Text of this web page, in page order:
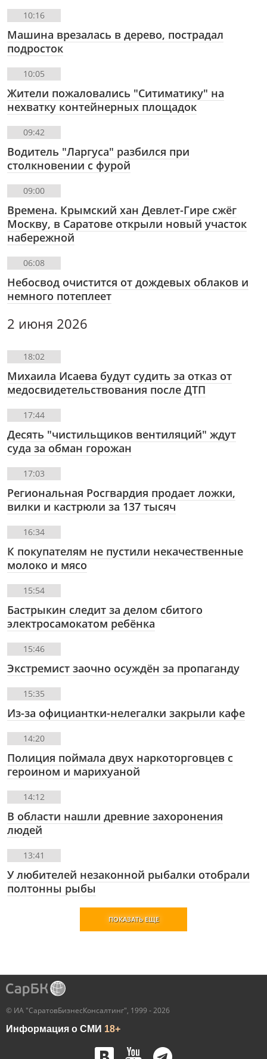
10:16
Машина врезалась в дерево, пострадал
подросток
10:05
Жители пожаловались "Ситиматику" на
нехватку контейнерных площадок
09:42
Водитель "Ларгуса" разбился при
столкновении с фурой
09:00
Времена. Крымский хан Девлет-Гире сжëг
Москву, в Саратове открыли новый участок
набережной
06:08
Небосвод очистится от дождевых облаков и
немного потеплеет
2 июня 2026
18:02
Михаила Исаева будут судить за отказ от
медосвидетельствования после ДТП
17:44
Десять "чистильщиков вентиляций" ждут
суда за обман горожан
17:03
Региональная Росгвардия продает ложки,
вилки и кастрюли за 137 тысяч
16:34
К покупателям не пустили некачественные
молоко и мясо
15:54
Бастрыкин следит за делом сбитого
электросамокатом ребёнка
15:46
Экстремист заочно осуждён за пропаганду
15:35
Из-за официантки-нелегалки закрыли кафе
14:20
Полиция поймала двух наркоторговцев с
героином и марихуаной
14:12
В области нашли древние захоронения
людей
13:41
У любителей незаконной рыбалки отобрали
полтонны рыбы
ПОКАЗАТЬ ЕЩЕ
© ИА "СаратовБизнесКонсалтинг", 1999 - 2026
Информация о СМИ 18+